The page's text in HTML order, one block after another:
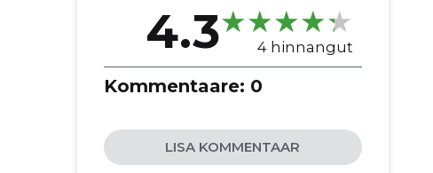
4.3 4 hinnangut
Kommentaare: 0
LISA KOMMENTAAR